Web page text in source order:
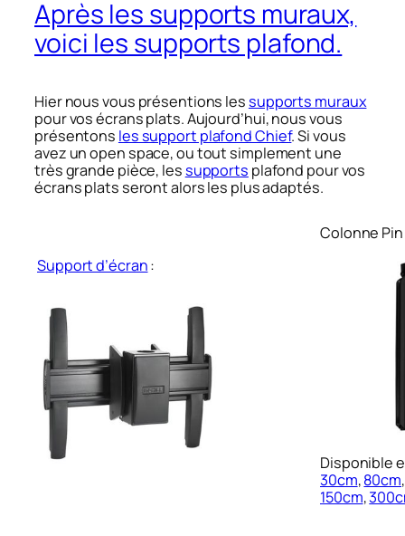
Après les supports muraux,
voici les supports plafond.
Hier nous vous présentions les supports muraux
pour vos écrans plats. Aujourd’hui, nous vous
présentons les support plafond Chief. Si vous
avez un open space, ou tout simplement une
très grande pièce, les supports plafond pour vos
écrans plats seront alors les plus adaptés.
Support d’écran:
Colonne
Disponible
30cm,80cm
150cm,